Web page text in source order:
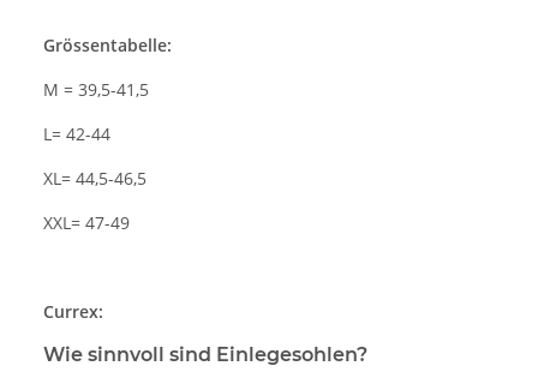
Grössentabelle:
M = 39,5-41,5
L= 42-44
XL= 44,5-46,5
XXL= 47-49
Currex:
Wie sinnvoll sind Einlegesohlen?